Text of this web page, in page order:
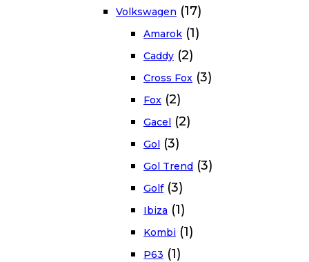
Volkswagen (17)
Amarok (1)
Caddy (2)
Cross Fox (3)
Fox (2)
Gacel (2)
Gol (3)
Gol Trend (3)
Golf (3)
Ibiza (1)
Kombi (1)
P63 (1)